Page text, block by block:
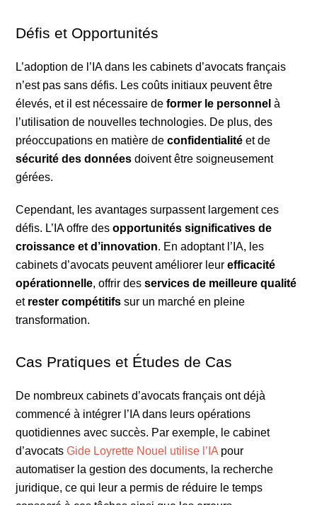
Défis et Opportunités
L’adoption de l’IA dans les cabinets d’avocats français
n’est pas sans défis. Les coûts initiaux peuvent être
élevés, et il est nécessaire deformer le personnel à
l’utilisation de nouvelles technologies. De plus, des
préoccupations en matière deconfidentialité et de
sécurité des données doivent être soigneusement
gérées.
Cependant, les avantages surpassent largement ces
défis. L’IA offre desopportunités significatives de
croissance et d’innovation. En adoptant l’IA, les
cabinets d’avocats peuvent améliorer leurefficacité
opérationnelle, offrir desservices de meilleure qualité
et rester compétitifs sur un marché en pleine
transformation.
Cas Pratiques et Études de Cas
De nombreux cabinets d’avocats français ont déjà
commencé à intégrer l’IA dans leurs opérations
quotidiennes avec succès. Par exemple, le cabinet
d’avocats Gide Loyrette Nouel utilise l’IA pour
automatiser la gestion des documents, la recherche
juridique, ce qui leur a permis de réduire le temps